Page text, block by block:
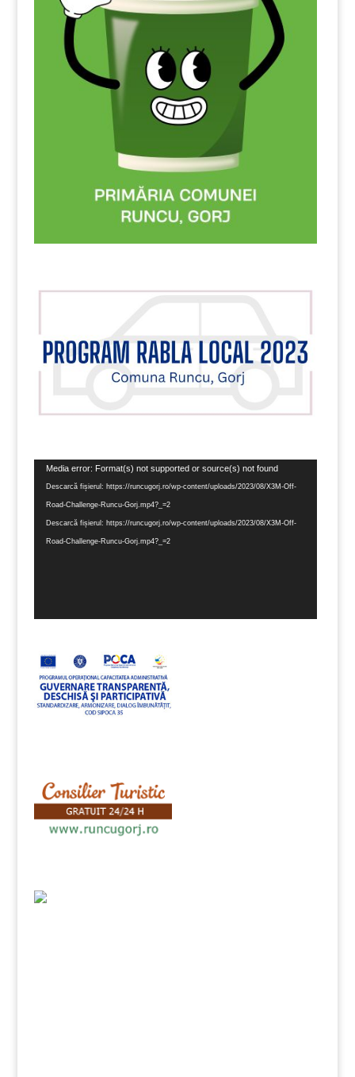
Player
video
Media error: Format(s) not supported or source(s) not found
Descarcă fișierul: https://runcugorj.ro/wp-content/uploads/2023/08/X3M-Off-
Road-Challenge-Runcu-Gorj.mp4?_=2
Descarcă fișierul: https://runcugorj.ro/wp-content/uploads/2023/08/X3M-Off-
Road-Challenge-Runcu-Gorj.mp4?_=2